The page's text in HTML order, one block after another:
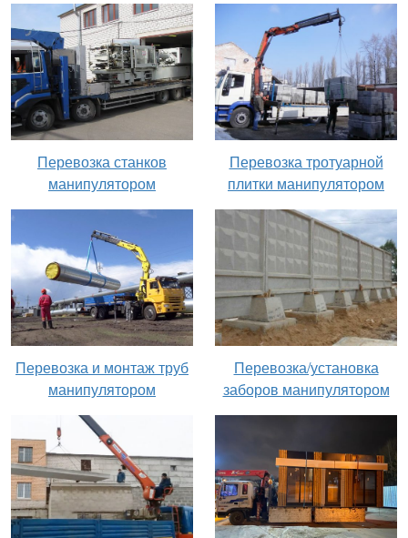
Перевозка станков
манипулятором
Перевозка тротуарной
плитки манипулятором
Перевозка и монтаж труб
манипулятором
Перевозка/установка
заборов манипулятором